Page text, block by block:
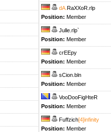
dA. RaXXoR.rlp
Position: Member
Julle.rlp`
Position: Member
crEEpy
Position: Member
sCion.bln
Position: Member
VooDooFigHteR
Position: Member
Fuffzich[4]infinity
Position: Member